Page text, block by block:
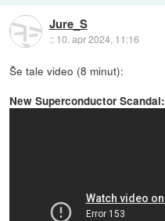
Jure_S
:: 10. apr 2024, 11:16
Še tale video (8 minut):
New Superconductor Scandal: